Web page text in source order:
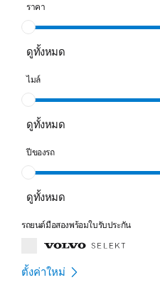
รถยนต์มือสองพร้อมใบรับประกัน
ราคา
ดูทั้งหมด
ไมล์
ดูทั้งหมด
ปีของรถ
ดูทั้งหมด
ตั้งค่าใหม่